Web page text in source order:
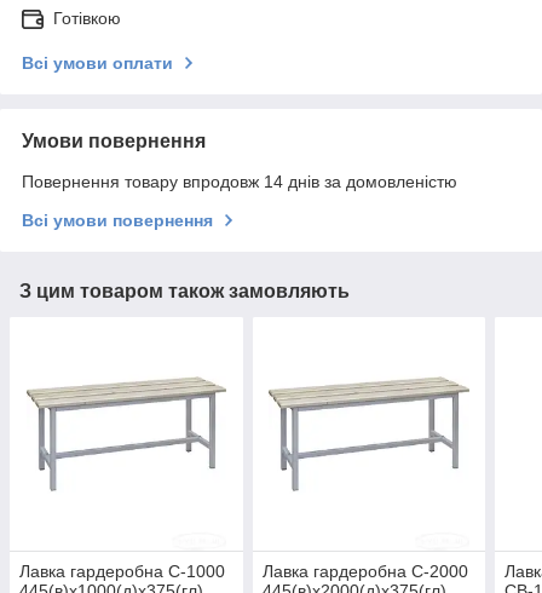
Готівкою
Всі умови оплати
Умови повернення
Повернення товару впродовж 14 днів за домовленістю
Всі умови повернення
З цим товаром також замовляють
Лавка гардеробна С-1000
Лавка гардеробна С-2000